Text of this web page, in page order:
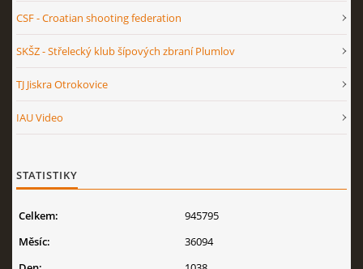
CSF - Croatian shooting federation
SKŠZ - Střelecký klub šípových zbraní Plumlov
TJ Jiskra Otrokovice
IAU Video
STATISTIKY
Celkem:
945795
Měsíc:
36094